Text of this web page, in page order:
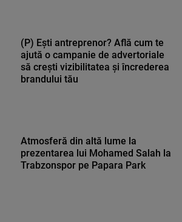
(P) Ești antreprenor? Află cum te
ajută o campanie de advertoriale
să crești vizibilitatea și încrederea
brandului tău
Atmosferă din altă lume la
prezentarea lui Mohamed Salah la
Trabzonspor pe Papara Park